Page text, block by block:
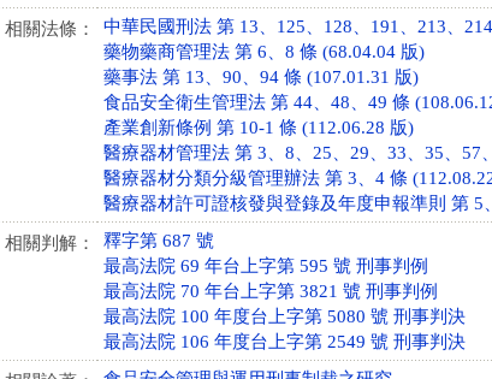
相關法條：
中華民國刑法 第 13、125、128、191、213、
藥物藥商管理法 第 6、8 條 (68.04.04 版)
藥事法 第 13、90、94 條 (107.01.31 版)
食品安全衛生管理法 第 44、48、49 條
產業創新條例 第 10-1 條 (112.06.28 版)
醫療器材管理法 第 3、8、25、29、33、35、57
醫療器材分類分級管理辦法 第 3、4 條
醫療器材許可證核發與登錄及年度申報準則 第 5
相關判解：
釋字第 687 號
最高法院 69 年台上字第 595 號 刑事判例
最高法院 70 年台上字第 3821 號 刑事判例
最高法院 100 年度台上字第 5080 號 刑事判決
最高法院 106 年度台上字第 2549 號 刑事判決